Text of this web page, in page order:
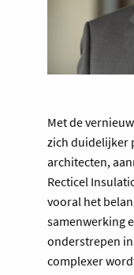
Met de
zich duidelijker
architecten,
Recticel
vooral het
samenwerking
onderstrepen
complexer